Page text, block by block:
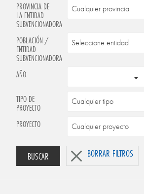
PROVINCIA DE
LA ENTIDAD
SUBVENCIONADORA
POBLACIÓN /
ENTIDAD
SUBVENCIONADORA
AÑO
TIPO DE
PROYECTO
PROYECTO
BUSCAR BORRAR FILTROS